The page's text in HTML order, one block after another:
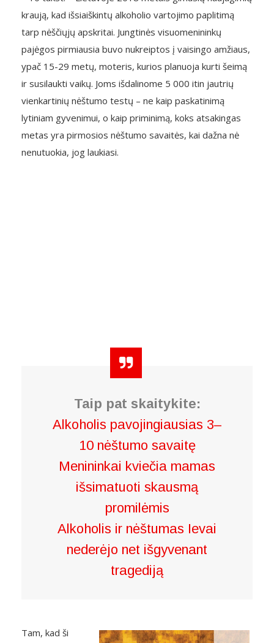
kraują, kad išsiaiškintų alkoholio vartojimo paplitimą
tarp nėščiųjų apskritai. Jungtinės visuomenininkų
pajėgos pirmiausia buvo nukreiptos į vaisingo amžiaus,
ypač 15-29 metų, moteris, kurios planuoja kurti šeimą
ir susilaukti vaikų. Joms išdalinome 5 000 itin jautrių
vienkartinių nėštumo testų – ne kaip paskatinimą
lytiniam gyvenimui, o kaip priminimą, koks atsakingas
metas yra pirmosios nėštumo savaitės, kai dažna nė
nenutuokia, jog laukiasi.
Taip pat skaitykite:
Alkoholis pavojingiausias 3–
10 nėštumo savaitę
Menininkai kviečia mamas
išsimatuoti skausmą
promilėmis
Alkoholis ir nėštumas Ievai
nederėjo net išgyvenant
tragediją
Tam, kad ši